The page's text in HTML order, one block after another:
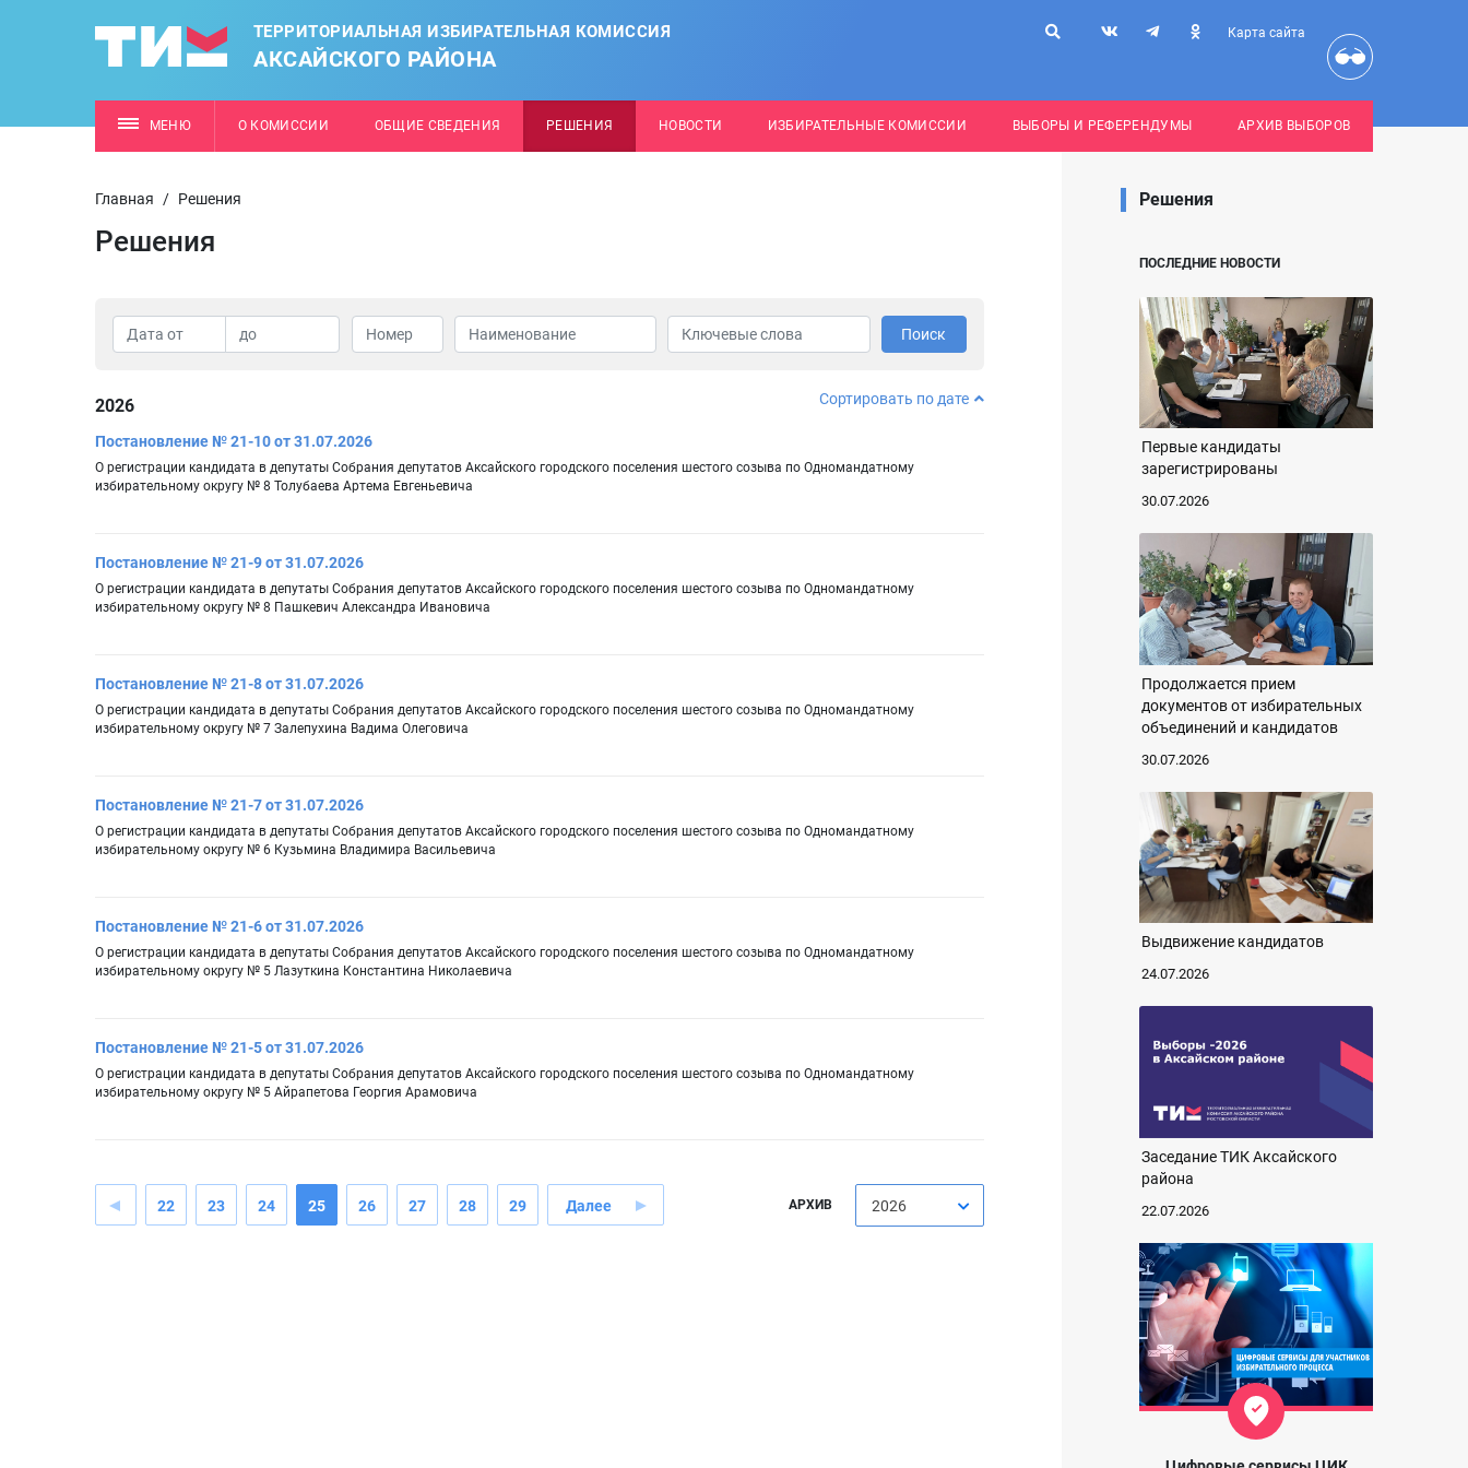
ТЕРРИТОРИАЛЬНАЯ ИЗБИРАТЕЛЬНАЯ КОМИССИЯ
АКСАЙСКОГО РАЙОНА
Карта сайта
МЕНЮ О КОМИССИИ ОБЩИЕ СВЕДЕНИЯ РЕШЕНИЯ НОВОСТИ ИЗБИРАТЕЛЬНЫЕ КОМИССИИ ВЫБОРЫ И РЕФЕРЕНДУМЫ АРХИВ ВЫБОРОВ
Главная / Решения
Решения
Поиск
2026 Сортировать по дате
Постановление № 21-10 от 31.07.2026
О регистрации кандидата в депутаты Собрания депутатов Аксайского городского поселения шестого созыва по Одномандатному
избирательному округу № 8 Толубаева Артема Евгеньевича
Постановление № 21-9 от 31.07.2026
О регистрации кандидата в депутаты Собрания депутатов Аксайского городского поселения шестого созыва по Одномандатному
избирательному округу № 8 Пашкевич Александра Ивановича
Постановление № 21-8 от 31.07.2026
О регистрации кандидата в депутаты Собрания депутатов Аксайского городского поселения шестого созыва по Одномандатному
избирательному округу № 7 Залепухина Вадима Олеговича
Постановление № 21-7 от 31.07.2026
О регистрации кандидата в депутаты Собрания депутатов Аксайского городского поселения шестого созыва по Одномандатному
избирательному округу № 6 Кузьмина Владимира Васильевича
Постановление № 21-6 от 31.07.2026
О регистрации кандидата в депутаты Собрания депутатов Аксайского городского поселения шестого созыва по Одномандатному
избирательному округу № 5 Лазуткина Константина Николаевича
Постановление № 21-5 от 31.07.2026
О регистрации кандидата в депутаты Собрания депутатов Аксайского городского поселения шестого созыва по Одномандатному
избирательному округу № 5 Айрапетова Георгия Арамовича
22 23 24 25 26 27 28 29 Далее АРХИВ 2026
Решения
ПОСЛЕДНИЕ НОВОСТИ
Первые кандидаты
зарегистрированы
30.07.2026
Продолжается прием
документов от избирательных
объединений и кандидатов
30.07.2026
Выдвижение кандидатов
24.07.2026
Заседание ТИК Аксайского
района
22.07.2026